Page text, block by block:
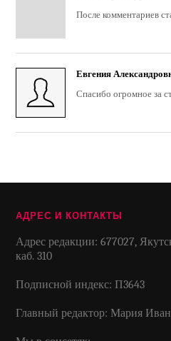
После комментариев
Евгения
Спасибо огромное за
АДРЕС И КОНТАКТЫ
Адрес редакции: 677027,
каб. 310
Подписной индекс: П3643
Главный редактор: Мария